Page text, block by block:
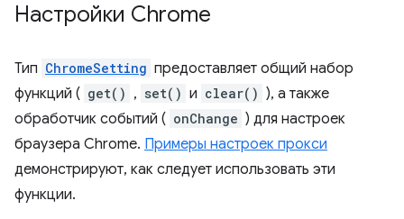
Настройки Chrome
Тип ChromeSetting предоставляет общий набор
функций ( get() , set() и clear() ), а также
обработчик событий ( onChange ) для настроек
браузера Chrome. Примеры настроек прокси
демонстрируют, как следует использовать эти
функции.